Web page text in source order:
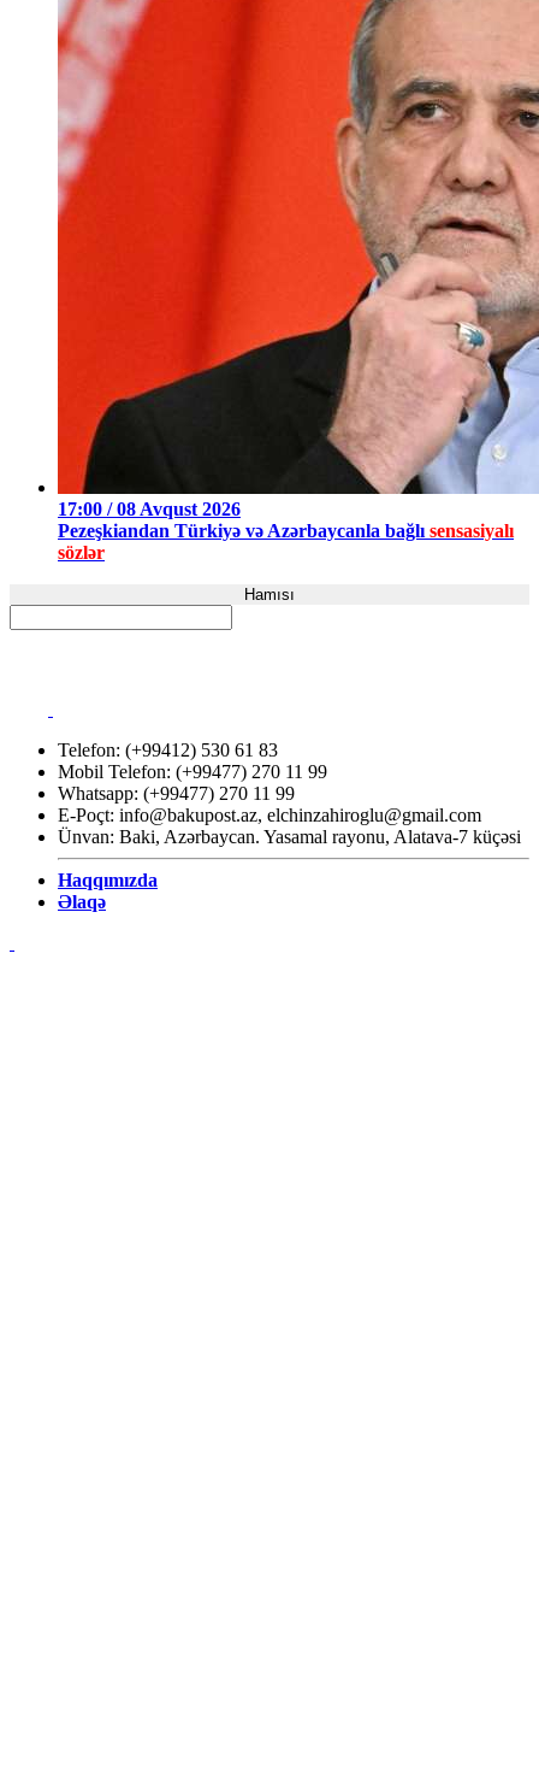
17:00 / 08 Avqust 2026
Pezeşkiandan Türkiyə və Azərbaycanla bağlı sensasiyalı
sözlər
Hamısı
Telefon: (+99412) 530 61 83
Mobil Telefon: (+99477) 270 11 99
Whatsapp: (+99477) 270 11 99
E-Poçt: info@bakupost.az, elchinzahiroglu@gmail.com
Ünvan: Baki, Azərbaycan. Yasamal rayonu, Alatava-7 küçəsi
Haqqımızda
Əlaqə